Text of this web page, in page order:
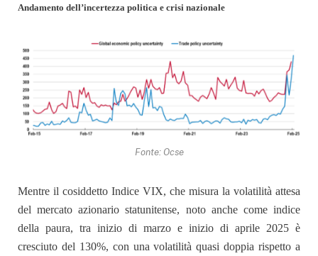
Andamento dell’incertezza politica e crisi nazionale
Fonte: Ocse
Mentre il cosiddetto Indice VIX, che misura la volatilità attesa
del mercato azionario statunitense, noto anche come indice
della paura, tra inizio di marzo e inizio di aprile 2025 è
cresciuto del 130%, con una volatilità quasi doppia rispetto a